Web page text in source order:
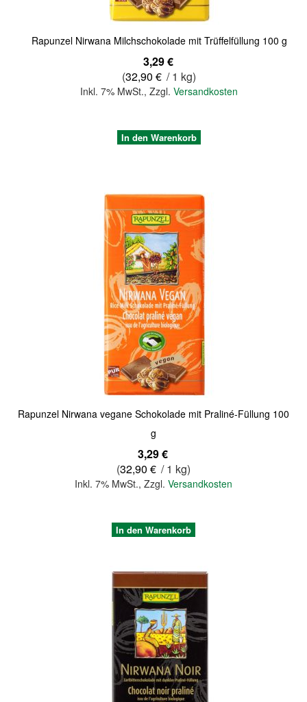
Rapunzel Nirwana Milchschokolade mit Trüffelfüllung 100 g
3,29 €
(32,90 € / 1 kg)
Inkl. 7% MwSt.,Zzgl.Versandkosten
In den Warenkorb
Rapunzel Nirwana vegane Schokolade mit Praliné-Füllung 100
g
3,29 €
(32,90 € / 1 kg)
Inkl. 7% MwSt., Zzgl. Versandkosten
In den Warenkorb